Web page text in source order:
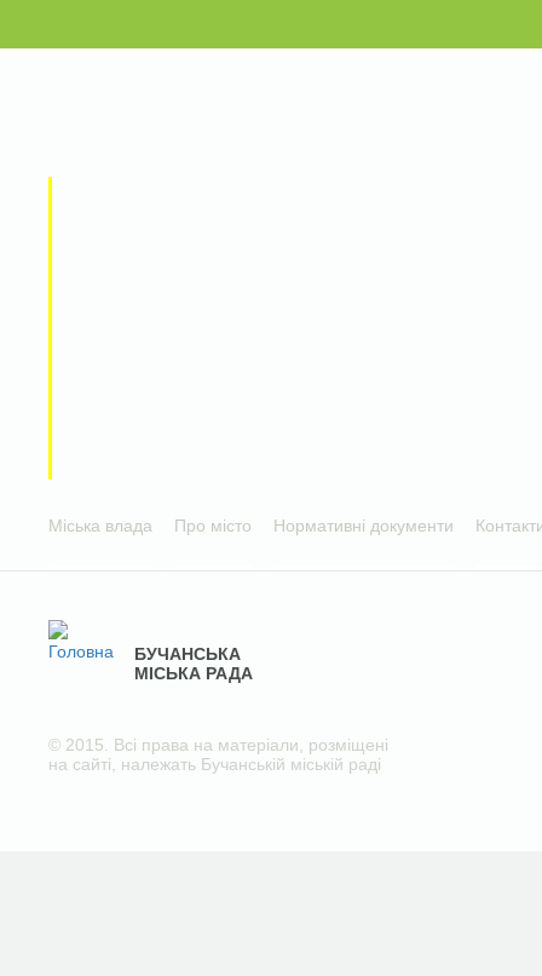
Міська влада Про місто Нормативні документи
БУЧАНСЬКА
МІСЬКА РАДА
© 2015. Всі права на матеріали, розміщені
на сайті, належать Бучанській міській раді